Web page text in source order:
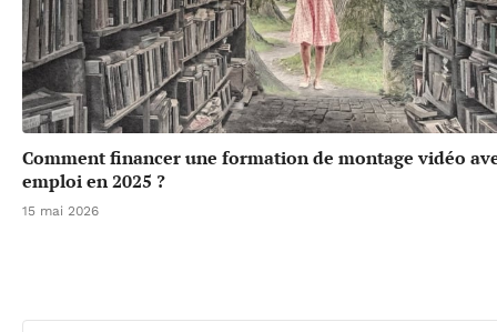
Comment financer une formation de montage vidéo
emploi en 2025 ?
15 mai 2026